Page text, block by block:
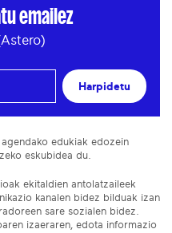
emailez
Harpidetu
edukiak edozein
eskubidea du.
ekitaldien antolatzaileek
kanalen bidez bilduak izan
sare sozialen bidez.
izaeraren, edota informazio